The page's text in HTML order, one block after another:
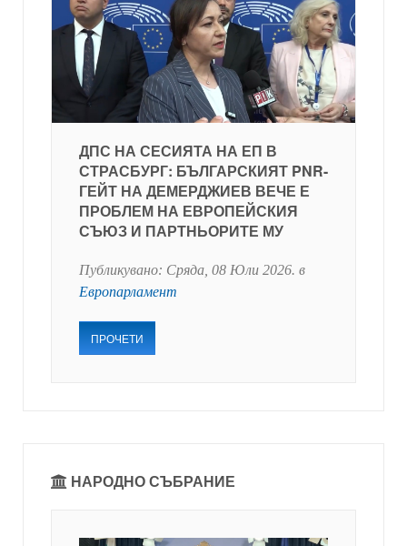
ДПС НА СЕСИЯТА НА ЕП В
СТРАСБУРГ: БЪЛГАРСКИЯТ PNR-
ГЕЙТ НА ДЕМЕРДЖИЕВ ВЕЧЕ Е
ПРОБЛЕМ НА ЕВРОПЕЙСКИЯ
СЪЮЗ И ПАРТНЬОРИТЕ МУ
Публикувано: Сряда, 08 Юли 2026. в
Европарламент
ПРОЧЕТИ
НАРОДНО СЪБРАНИЕ